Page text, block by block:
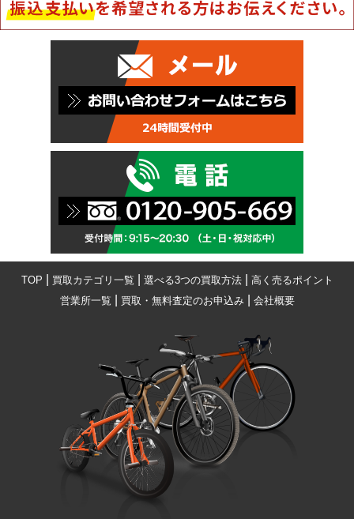
TOP 買取カテゴリ一覧 選べる3つの買取方法| 高く売るポイント
営業所一覧
買取・無料査定のお申込み| 会社概要